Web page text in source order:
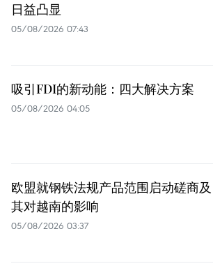
日益凸显
05/08/2026 07:43
吸引FDI的新动能：四大解决方案
05/08/2026 04:05
欧盟就钢铁法规产品范围启动磋商及
其对越南的影响
05/08/2026 03:37